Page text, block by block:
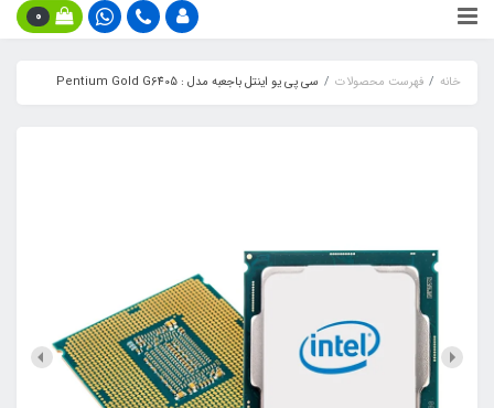
0
خانه فهرست محصولات سی پی یو اینتل باجعبه مدل : Pentium Gold G6405